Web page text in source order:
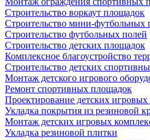
Строительство воркаут площадок
Строительство мини-футбольных
Строительство футбольных полей
Строительство детских площадок
Комплексное благоустройство
Строительство детских
Монтаж детского игрового
Ремонт спортивных площадок
Проектирование детских
Укладка покрытия из резиновой
Монтаж детских игровых
Укладка резиновой плитки